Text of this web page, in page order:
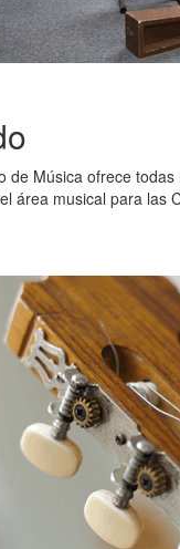
de Música ofrece
área musical para las